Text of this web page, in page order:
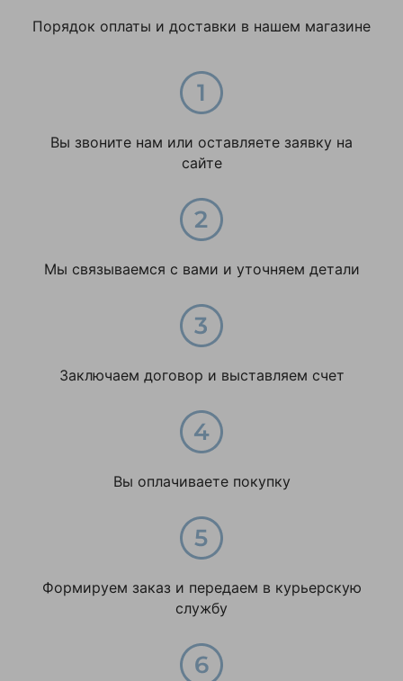
Страна производства Китай
Минеральное
Гидроузел для
гидравлических
Политикой
Порядок оплаты и доставки в нашем магазине
Вы звоните нам или оставляете заявку на
сайте
Мы связываемся с вами и уточняем детали
Заключаем договор и выставляем счет
Вы оплачиваете покупку
Формируем заказ и передаем в курьерскую
службу